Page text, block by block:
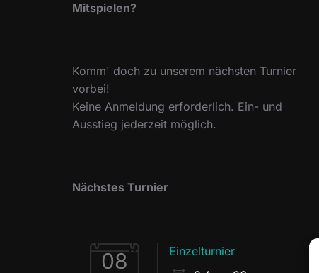
Mitspielen?
Komm' doch zu unserem nächsten Turnier
vorbei!
Keine Anmeldung erforderlich. Ein- und
Ausstieg jederzeit möglich.
Nächstes Turnier
08
Einzelturnier